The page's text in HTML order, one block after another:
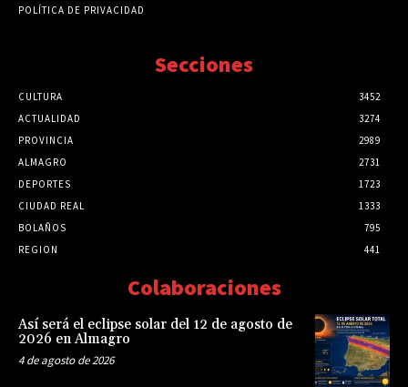
POLÍTICA DE PRIVACIDAD
Secciones
CULTURA
3452
ACTUALIDAD
3274
PROVINCIA
2989
ALMAGRO
2731
DEPORTES
1723
CIUDAD REAL
1333
BOLAÑOS
795
REGION
441
Colaboraciones
Así será el eclipse solar del 12 de agosto de
2026 en Almagro
4 de agosto de 2026